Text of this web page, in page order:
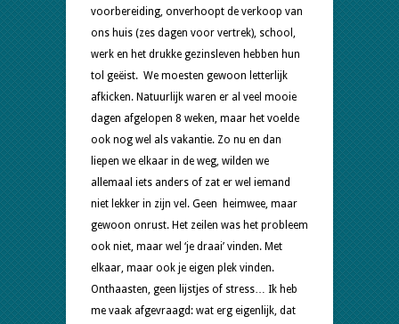
voorbereiding, onverhoopt de verkoop van
ons huis (zes dagen voor vertrek), school,
werk en het drukke gezinsleven hebben hun
tol geëist. We moesten gewoon letterlijk
afkicken. Natuurlijk waren er al veel mooie
dagen afgelopen 8 weken, maar het voelde
ook nog wel als vakantie. Zo nu en dan
liepen we elkaar in de weg, wilden we
allemaal iets anders of zat er wel iemand
niet lekker in zijn vel. Geen heimwee, maar
gewoon onrust. Het zeilen was het probleem
ook niet, maar wel ‘je draai’ vinden. Met
elkaar, maar ook je eigen plek vinden.
Onthaasten, geen lijstjes of stress… Ik heb
me vaak afgevraagd: wat erg eigenlijk, dat